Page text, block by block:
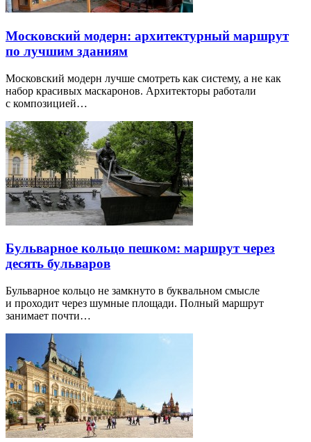
Московский модерн: архитектурный маршрут
по лучшим зданиям
Московский модерн лучше смотреть как систему, а не как
набор красивых маскаронов. Архитекторы работали
с композицией…
Бульварное кольцо пешком: маршрут через
десять бульваров
Бульварное кольцо не замкнуто в буквальном смысле
и проходит через шумные площади. Полный маршрут
занимает почти…